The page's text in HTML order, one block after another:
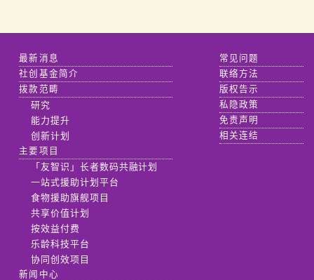
最新消息
社创基金简介
拨款范畴
研究
能力提升
创新计划
主要项目
「友智识」长者数码共融计划
一站式援助计划平台
食物援助旗舰项目
共享价值计划
按效益付费
乐龄科技平台
协同创效项目
新闻中心
常见问题
联络方法
版权告示
私隐政策
免责声明
相关连结